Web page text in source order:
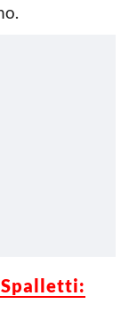
Spalletti: